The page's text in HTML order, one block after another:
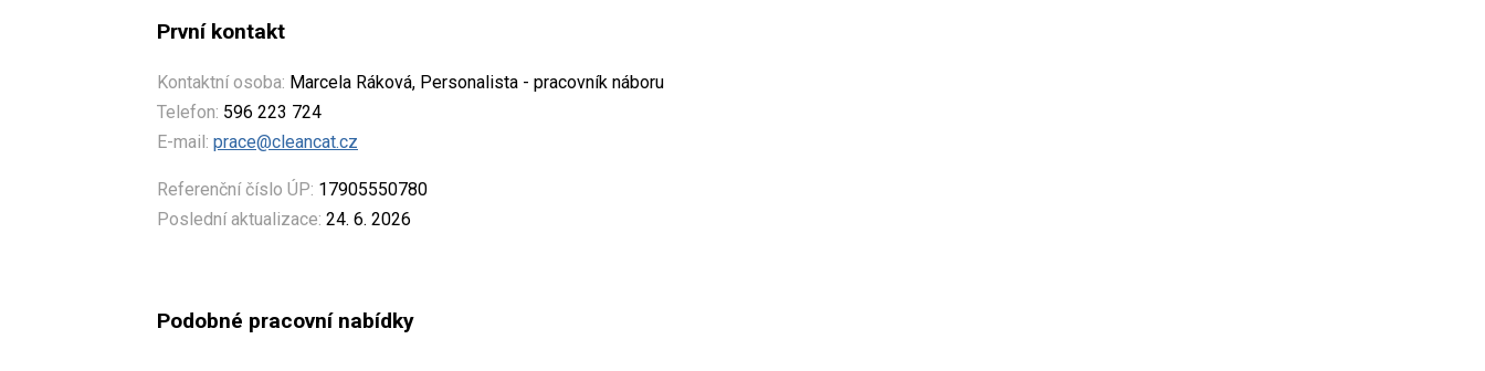
První kontakt
Kontaktní osoba: Marcela Ráková, Personalista - pracovník náboru
Telefon: 596 223 724
E-mail: prace@cleancat.cz
Referenční číslo ÚP: 17905550780
Poslední aktualizace: 24. 6. 2026
Podobné pracovní nabídky